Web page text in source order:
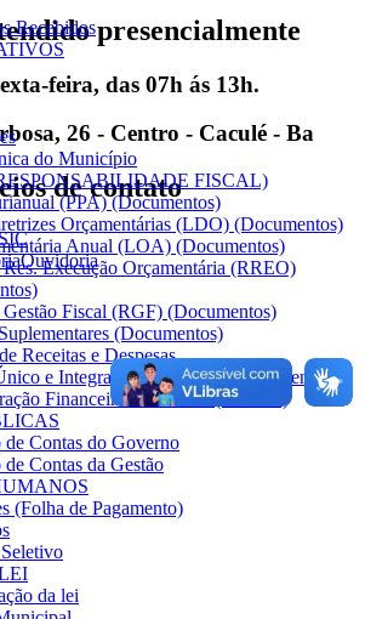
presencialmente
feira, das 07h ás 13h.
26 - Centro - Caculé - Ba
de contato
Ouvidoria
Recebidos
do Município
FISCAL)
(PPA) (Documentos)
Orçamentárias (LDO) (Documentos)
Anual (LOA) (Documentos)
Execução Orçamentária (RREO)
Fiscal (RGF) (Documentos)
(Documentos)
Receitas e Despesas
e Integrado de Execução Orçamentária,
Financeira e Controle (SIAFIC)
de Contas do Governo
de Contas da Gestão
(Folha de Pagamento)
da lei